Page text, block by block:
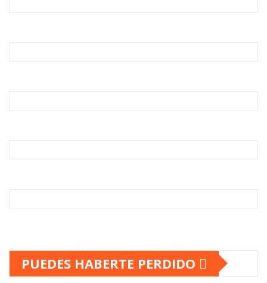
PUEDES HABERTE PERDIDO